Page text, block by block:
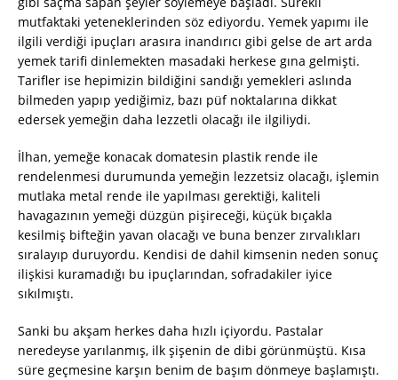
mutfaktaki yeteneklerinden söz ediyordu. Yemek yapımı ile
ilgili verdiği ipuçları arasıra inandırıcı gibi gelse de art arda
yemek tarifi dinlemekten masadaki herkese gına gelmişti.
Tarifler ise hepimizin bildiğini sandığı yemekleri aslında
bilmeden yapıp yediğimiz, bazı püf noktalarına dikkat
edersek yemeğin daha lezzetli olacağı ile ilgiliydi.
İlhan, yemeğe konacak domatesin plastik rende ile
rendelenmesi durumunda yemeğin lezzetsiz olacağı, işlemin
mutlaka metal rende ile yapılması gerektiği, kaliteli
havagazının yemeği düzgün pişireceği, küçük bıçakla
kesilmiş bifteğin yavan olacağı ve buna benzer zırvalıkları
sıralayıp duruyordu. Kendisi de dahil kimsenin neden sonuç
ilişkisi kuramadığı bu ipuçlarından, sofradakiler iyice
sıkılmıştı.
Sanki bu akşam herkes daha hızlı içiyordu. Pastalar
neredeyse yarılanmış, ilk şişenin de dibi görünmüştü. Kısa
süre geçmesine karşın benim de başım dönmeye başlamıştı.